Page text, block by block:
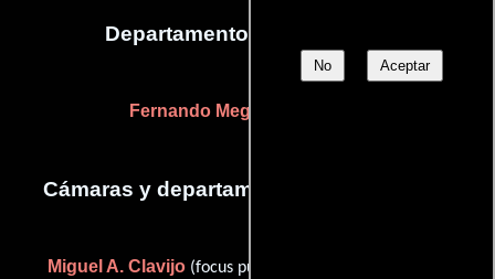
No Aceptar
Departamento de transporte
Fernando Megino
Cámaras y departamento de electricidad
Miguel A. Clavijo (focus puller),